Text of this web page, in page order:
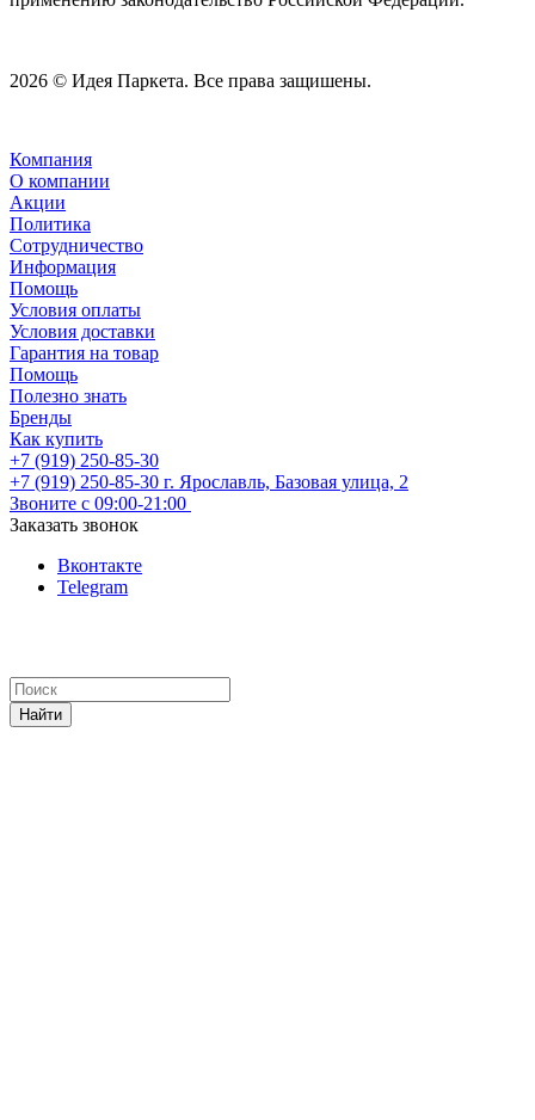
2026 © Идея Паркета. Все права защишены.
Компания
О компании
Акции
Политика
Сотрудничество
Информация
Помощь
Условия оплаты
Условия доставки
Гарантия на товар
Помощь
Полезно знать
Бренды
Как купить
+7 (919) 250-85-30
+7 (919) 250-85-30 г. Ярославль, Базовая улица, 2
Звоните с 09:00-21:00
Заказать звонок
Вконтакте
Telegram
Найти